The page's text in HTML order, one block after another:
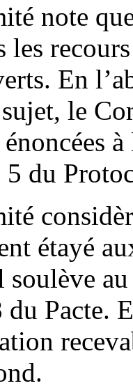
note
les
En
le
5 du
étayé
soulève
Pacte.